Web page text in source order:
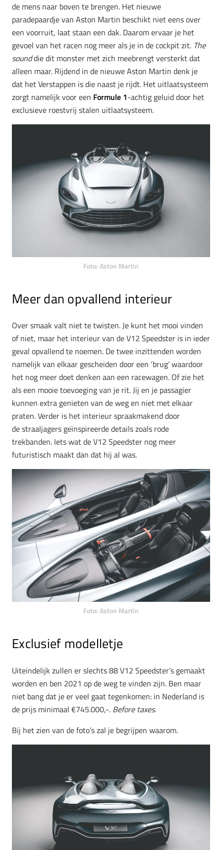
de mens naar boven te brengen. Het nieuwe
paradepaardje van Aston Martin beschikt niet eens over
een voorruit, laat staan een dak. Daarom ervaar je het
gevoel van het racen nog meer als je in de cockpit zit. The
sounddie dit monster met zich meebrengt versterkt dat
alleen maar. Rijdend in de nieuwe Aston Martin denk je
dat het Verstappen is die naast je rijdt. Het uitlaatsysteem
zorgt namelijk voor een Formule 1-achtig geluid door het
exclusieve roestvrij stalen uitlaatsysteem.
Foto: Aston Martin
Meer dan opvallend interieur
Over smaak valt niet te twisten. Je kunt het mooi vinden
of niet, maar het interieur van de V12 Speedster is in ieder
geval opvallend te noemen. De twee inzittenden worden
namelijk van elkaar gescheiden door een ‘brug’ waardoor
het nog meer doet denken aan een racewagen. Of zie het
als een mooie toevoeging van je rit. Jij en je passagier
kunnen extra genieten van de weg en niet met elkaar
praten. Verder is het interieur spraakmakend door
de straaljagers geïnspireerde details zoals rode
trekbanden. Iets wat de V12 Speedster nog meer
futuristisch maakt dan dat hij al was.
Foto: Aston Martin
Exclusief modelletje
Uiteindelijk zullen er slechts 88 V12 Speedster’s gemaakt
worden en ben 2021 op de weg te vinden zijn. Ben maar
niet bang dat je er veel gaat tegenkomen: in Nederland is
de prijs minimaal €745.000,-. Before taxes.
Bij het zien van de foto’s zal je begrijpen waarom.